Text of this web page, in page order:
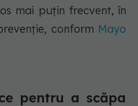
mai puțin frecvent, în
conform Mayo
pentru a scăpa